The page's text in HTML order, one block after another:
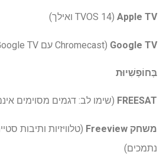
Apple TV (TVOS 14 ואילך)
Google TV (Chromecast עם Google TV ו- Nvidia Shield)
בְּחוֹפְשִׁיוּת
FREESAT (שימו לב: דגמים מסוימים
משחק Freeview
(טלוויזיות ותיבות
נתמכים)